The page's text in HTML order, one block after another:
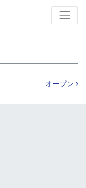
オープン